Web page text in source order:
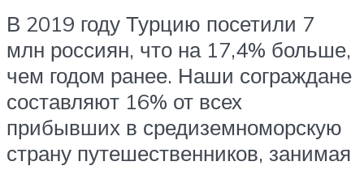
В 2019 году Турцию посетили 7
млн россиян, что на 17,4% больше,
чем годом ранее. Наши сограждане
составляют 16% от всех
прибывших в средиземноморскую
страну путешественников, занимая